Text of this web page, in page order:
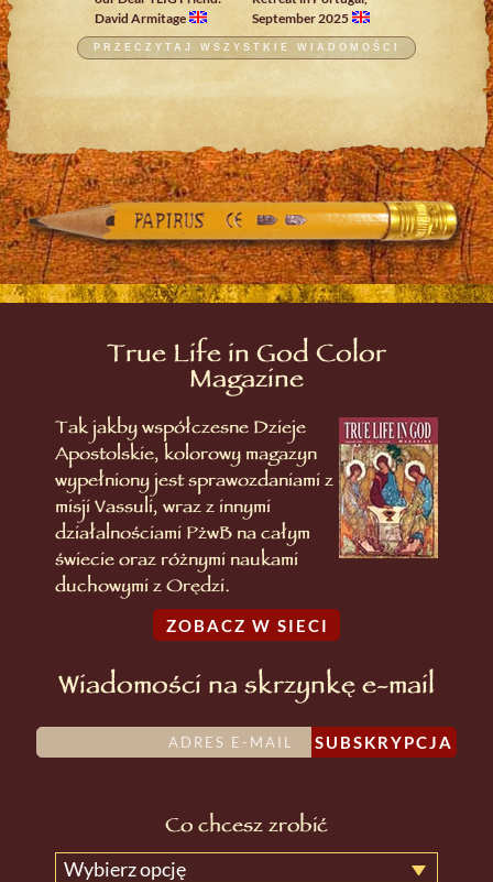
David Armitage
September 2025
PRZECZYTAJ WSZYSTKIE WIADOMOŚCI
True Life in God Color
Magazine
Tak jakby współczesne Dzieje
Apostolskie, kolorowy magazyn
wypełniony jest sprawozdaniami z
misji Vassuli, wraz z innymi
działalnościami PżwB na całym
świecie oraz różnymi naukami
duchowymi z Orędzi.
ZOBACZ W SIECI
Wiadomości na skrzynkę e-mail
SUBSKRYPCJA
Co chcesz zrobić
Wybierz opcję